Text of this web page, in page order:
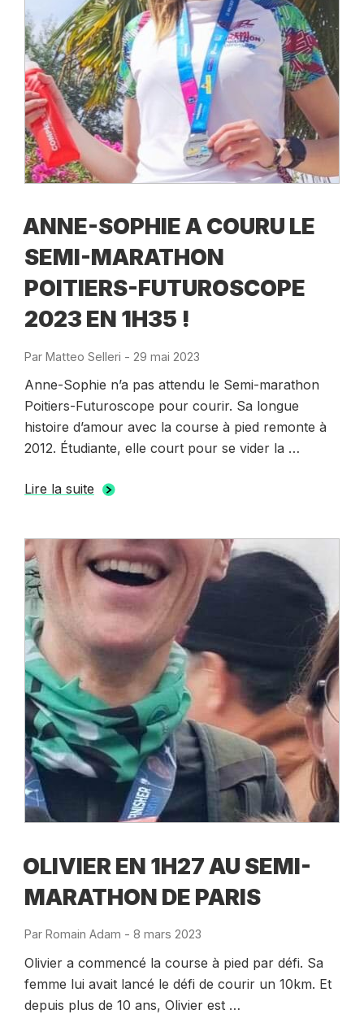
ANNE-SOPHIE A COURU LE
SEMI-MARATHON
POITIERS-FUTUROSCOPE
2023 EN 1H35 !
Par Matteo Selleri - Publié
29 mai 2023
Anne-Sophie n’a pas attendu le Semi-marathon
Poitiers-Futuroscope pour courir. Sa longue
histoire d’amour avec la course à pied remonte à
2012. Étudiante, elle court pour se vider la …
Lire la suite
OLIVIER EN 1H27 AU SEMI-
MARATHON DE PARIS
Par Romain Adam - Publié
8 mars 2023
Olivier a commencé la course à pied par défi. Sa
femme lui avait lancé le défi de courir un 10km. Et
depuis plus de 10 ans, Olivier est …